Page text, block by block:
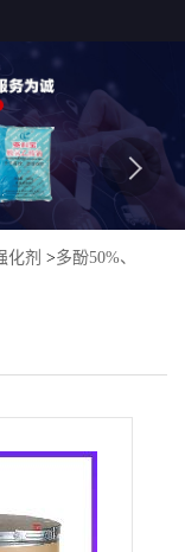
化剂 >多酚50%、